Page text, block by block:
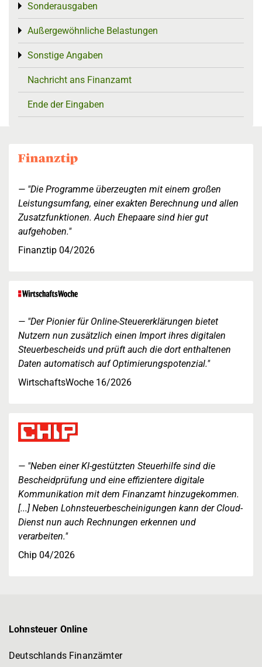
Sonderausgaben
Toggle menu
Außergewöhnliche Belastungen
Toggle menu
Sonstige Angaben
Toggle menu
Nachricht ans Finanzamt
Ende der Eingaben
"Die Programme überzeugten mit einem großen
Leistungsumfang, einer exakten Berechnung und allen
Zusatzfunktionen. Auch Ehepaare sind hier gut
aufgehoben."
Finanztip 04/2026
"Der Pionier für Online-Steuererklärungen bietet
Nutzern nun zusätzlich einen Import ihres digitalen
Steuerbescheids und prüft auch die dort enthaltenen
Daten automatisch auf Optimierungspotenzial."
WirtschaftsWoche 16/2026
"Neben einer KI-gestützten Steuerhilfe sind die
Bescheidprüfung und eine effizientere digitale
Kommunikation mit dem Finanzamt hinzugekommen.
[...] Neben Lohnsteuerbescheinigungen kann der Cloud-
Dienst nun auch Rechnungen erkennen und
verarbeiten."
Chip 04/2026
Lohnsteuer Online
Deutschlands Finanzämter